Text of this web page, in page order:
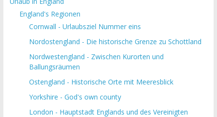
England's Regionen
Cornwall - Urlaubsziel Nummer eins
Nordostengland - Die historische Grenze zu Schottland
Nordwestengland - Zwischen Kurorten und
Ballungsräumen
Ostengland - Historische Orte mit Meeresblick
Yorkshire - God's own county
London - Hauptstadt Englands und des Vereinigten